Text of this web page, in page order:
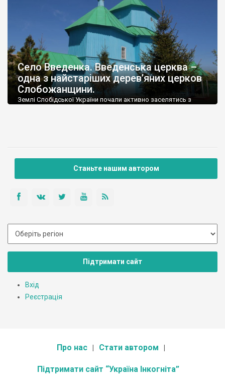
Село Введенка. Введенська церква –
одна з найстаріших дерев’яних церков
Слобожанщини.
Землі Слобідської України почали активно заселятись з
Станьте нашим автором
Підтримати сайт
Вхід
Реєстрація
Про нас Стати автором
Підтримати сайт “Україна Інкогніта”